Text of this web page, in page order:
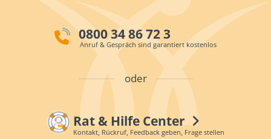
0800 34 86 72 3
Anruf & Gespräch sind garantiert kostenlos
oder
Rat & Hilfe Center
Kontakt, Rückruf, Feedback geben, Frage stellen